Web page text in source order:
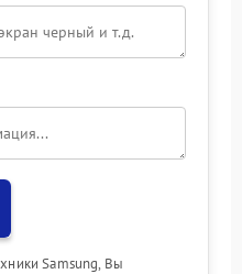
Samsung, Вы